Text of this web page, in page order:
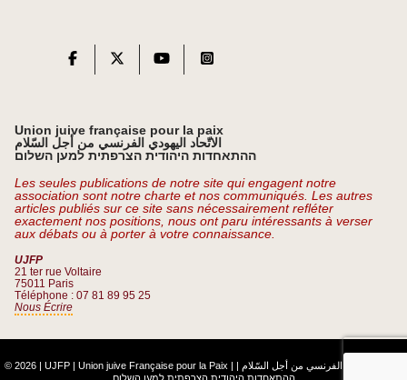
Union juive française pour la paix
الاتّحاد اليهودي الفرنسي من أجل السّلام
ההתאחדות היהודית הצרפתית למען השלום
Les seules publications de notre site qui engagent notre
association sont notre charte et nos communiqués. Les autres
articles publiés sur ce site sans nécessairement refléter
exactement nos positions, nous ont paru intéressants à verser
aux débats ou à porter à votre connaissance.
UJFP
21 ter rue Voltaire
75011 Paris
Téléphone : 07 81 89 95 25
Nous Écrire
© 2026 | UJFP | Union juive Française pour la Paix | الاتّحاد اليهودي الفرنسي من أجل السّلام |